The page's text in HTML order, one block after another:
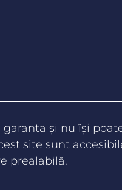
şi nu îşi
site sunt
prealabilă.